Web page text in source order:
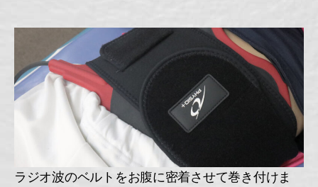
ラジオ波のベルトをお腹に密着させて巻き付けま